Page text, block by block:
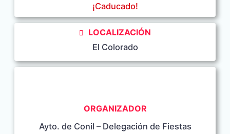
¡Caducado!
LOCALIZACIÓN
El Colorado
ORGANIZADOR
Ayto. de Conil – Delegación de Fiestas